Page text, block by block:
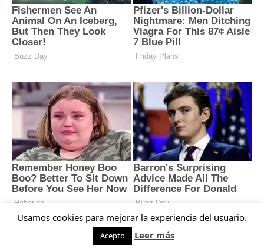
Usamos cookies para mejorar la experiencia del usuario.
Acepto Leer más